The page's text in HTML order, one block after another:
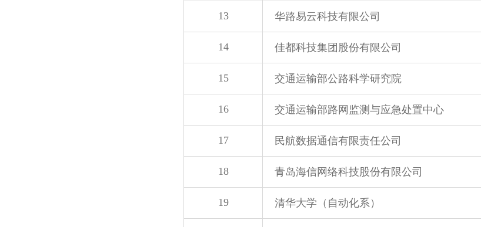
13 华路易云科技有限公司
14 佳都科技集团股份有限公司
15 交通运输部公路科学研究院
16 交通运输部路网监测与应急处置中心
17 民航数据通信有限责任公司
18 青岛海信网络科技股份有限公司
19 清华大学（自动化系）